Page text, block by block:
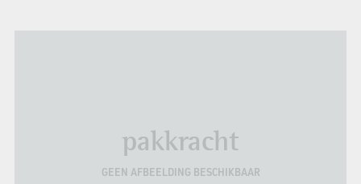
pakkracht
GEEN AFBEELDING BESCHIKBAAR